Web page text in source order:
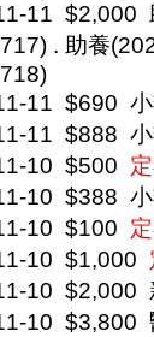
11 $2,000
. 助養
11 $690
11 $888
10 $500
10 $388
10 $100
10 $1,000
10 $2,000
10 $3,800